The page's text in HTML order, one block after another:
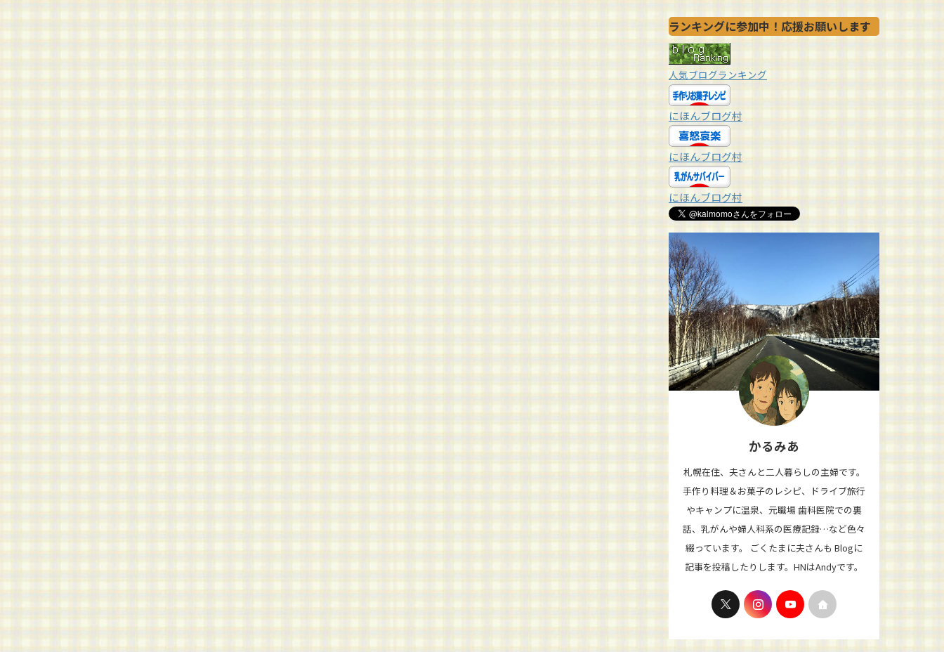
ランキングに参加中！応援お願いします
人気ブログランキング
にほんブログ村
にほんブログ村
にほんブログ村
かるみあ
札幌在住、夫さんと二人暮らしの主婦です。
手作り料理＆お菓子のレシピ、ドライブ旅行
やキャンプに温泉、元職場 歯科医院での裏
話、乳がんや婦人科系の医療記録…など色々
綴っています。 ごくたまに夫さんも Blogに
記事を投稿したりします。HNはAndyです。